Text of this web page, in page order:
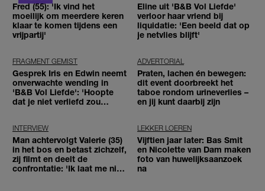
Fred (55): 'Ik vind het
moeilijk om meerdere keren
klaar te komen tijdens een
vrijpartij'
Eline uit 'B&B Vol Liefde'
verloor haar vriend bij
liquidatie: 'Een beeld dat op
je netvlies blijft'
FRAGMENT GEMIST
Gesprek Iris en Edwin neemt
onverwachte wending in
'B&B Vol Liefde': 'Hoopte
dat je niet verliefd zou
ADVERTORIAL
Praten, lachen én bewegen:
dit event doorbreekt het
taboe rondom urineverlies –
en jij kunt daarbij zijn
INTERVIEW
Man achtervolgt Valerie (35)
in het bos en betast zichzelf,
zij filmt en deelt de
confrontatie: 'Ik laat me niet
LEKKER LOEREN
Vijftien jaar later: Bas Smit
en Nicolette van Dam maken
foto van huwelijksaanzoek
na